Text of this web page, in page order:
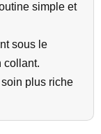
simple et
sous le
collant.
plus riche